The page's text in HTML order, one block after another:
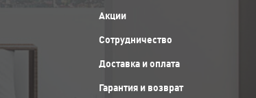
Акции
Сотрудничество
Доставка и оплата
Гарантия и возврат